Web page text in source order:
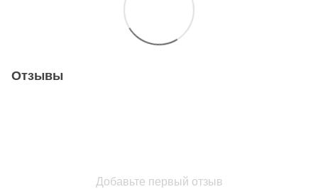
Отзывы
Добавьте первый отзыв